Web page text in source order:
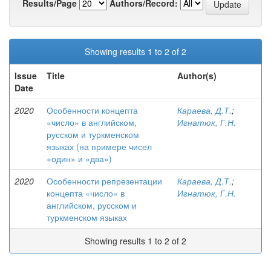
Results/Page
Authors/Record:
Showing results 1 to 2 of 2
Issue
Date
Title Author(s)
2020
Особенности концепта
«число» в английском,
русском и туркменском
языках (на примере чисел
«один» и «два»)
Караева, Д.Т.;
Игнатюк, Г.Н.
2020
Особенности репрезентации
концепта «число» в
английском, русском и
туркменском языках
Караева, Д.Т.;
Игнатюк, Г.Н.
Showing results 1 to 2 of 2